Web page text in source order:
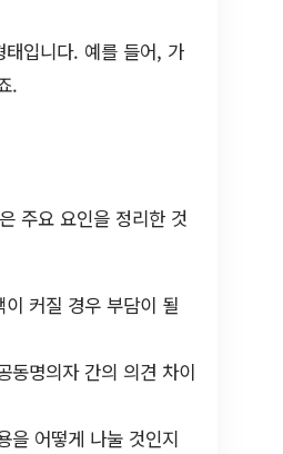
입니다. 예를 들어, 가
.
주요 요인을 정리한 것
커질 경우 부담이 될
동명의자 간의 의견 차이
을 어떻게 나눌 것인지